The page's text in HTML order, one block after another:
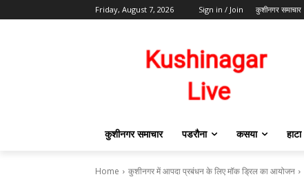
Friday, August 7, 2026 Sign in / Join कुशीनगर समाचार
कुशीनगर समाचार पडरौना कसया हाटा
Home कुशीनगर में आपदा प्रबंधन के लिए मॉक ड्रिल का आयोजन